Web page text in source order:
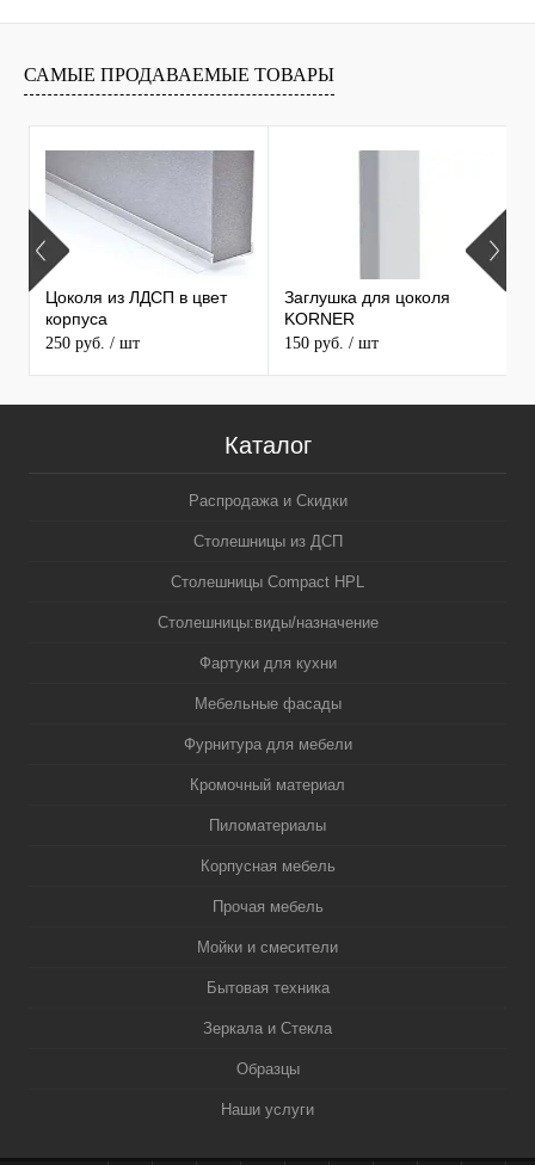
САМЫЕ ПРОДАВАЕМЫЕ ТОВАРЫ
Цоколя из ЛДСП в цвет
корпуса
250 руб. / шт
Заглушка для цоколя
KORNER
150 руб. / шт
Каталог
Распродажа и Скидки
Столешницы из ДСП
Столешницы Compact HPL
Столешницы:виды/назначение
Фартуки для кухни
Мебельные фасады
Фурнитура для мебели
Кромочный материал
Пиломатериалы
Корпусная мебель
Прочая мебель
Мойки и смесители
Бытовая техника
Зеркала и Стекла
Образцы
Наши услуги